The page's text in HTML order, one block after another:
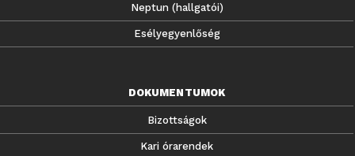
Neptun (hallgatói)
Esélyegyenlőség
DOKUMENTUMOK
Bizottságok
Kari órarendek